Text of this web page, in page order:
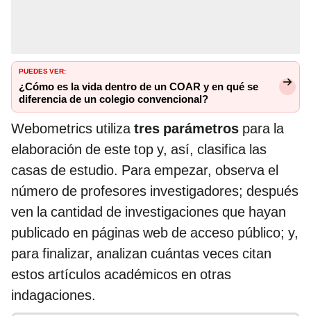
PUEDES VER:
¿Cómo es la vida dentro de un COAR y en qué se
diferencia de un colegio convencional?
Webometrics utilizatres parámetros para la
elaboración de este top y, así, clasifica las
casas de estudio. Para empezar, observa el
número de profesores investigadores; después
ven la cantidad de investigaciones que hayan
publicado en páginas web de acceso público; y,
para finalizar, analizan cuántas veces citan
estos artículos académicos en otras
indagaciones.